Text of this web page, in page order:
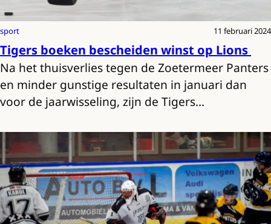
sport 11 februari 2024
Tigers boeken bescheiden winst op Lions
Na het thuisverlies tegen de Zoetermeer Panters
en minder gunstige resultaten in januari dan
voor de jaarwisseling, zijn de Tigers…